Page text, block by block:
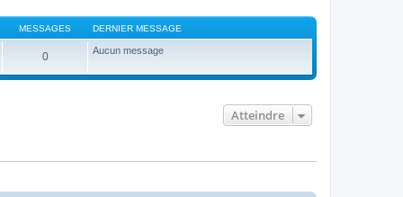
MESSAGES DERNIER MESSAGE
0 Aucun message
Atteindre